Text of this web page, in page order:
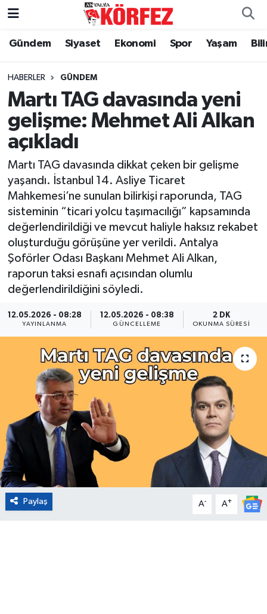
Gündem Siyaset Ekonomi Spor Yaşam
HABERLER GÜNDEM
Martı TAG davasında yeni
gelişme: Mehmet Ali Alkan
açıkladı
Martı TAG davasında dikkat çeken bir gelişme
yaşandı. İstanbul 14. Asliye Ticaret
Mahkemesi’ne sunulan bilirkişi raporunda, TAG
sisteminin “ticari yolcu taşımacılığı” kapsamında
değerlendirildiği ve mevcut haliyle haksız rekabet
oluşturduğu görüşüne yer verildi. Antalya
Şoförler Odası Başkanı Mehmet Ali Alkan,
raporun taksi esnafı açısından olumlu
değerlendirildiğini söyledi.
12.05.2026 - 08:28
YAYINLANMA
12.05.2026 - 08:38
GÜNCELLEME
2 DK
OKUNMA SÜRESI
Paylaş A- A+
Gündem
Siyaset
Yerel Yönetim
Ekonomi
Spor
Yaşam
Asayiş
Dünya
Eğitim
Sağlık
Magazin
Turizm
Çevre
Kültür ve Sanat
Sivil Toplum
Tarım
Nöbetçi Eczaneler
Hava Durumu
Trafik Durumu
Süper Lig Puan Durumu ve Fikstür
Tüm Manşetler
Son Dakika Haberleri
Haber Arşivi